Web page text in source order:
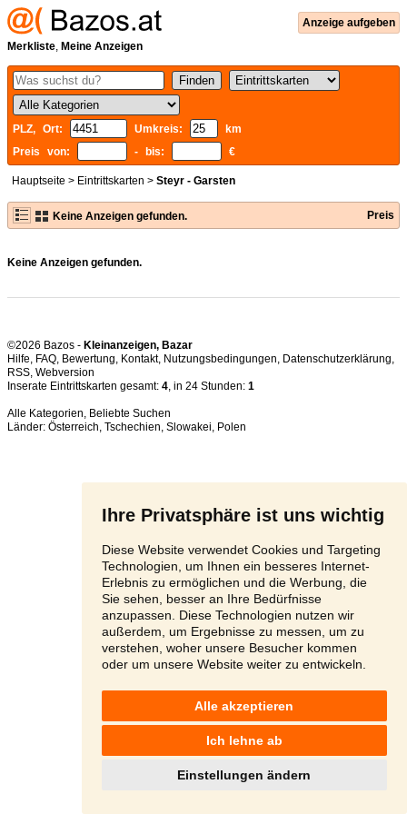
Ihre Privatsphäre ist uns wichtig
Diese Website verwendet Cookies und Targeting
Technologien, um Ihnen ein besseres Internet-
Erlebnis zu ermöglichen und die Werbung, die
Sie sehen, besser an Ihre Bedürfnisse
anzupassen. Diese Technologien nutzen wir
außerdem, um Ergebnisse zu messen, um zu
verstehen, woher unsere Besucher kommen
oder um unsere Website weiter zu entwickeln.
Alle akzeptieren
Ich lehne ab
Einstellungen ändern
Anzeige aufgeben
Merkliste, Meine Anzeigen
PLZ, Ort: Umkreis:
km
Preis von:
- bis: €
Hauptseite > Eintrittskarten > Steyr - Garsten
Keine Anzeigen gefunden. Preis
Keine Anzeigen gefunden.
©2026 Bazos - Kleinanzeigen, Bazar
Hilfe, FAQ, Bewertung, Kontakt, Nutzungsbedingungen, Datenschutzerklärung,
RSS,
Inserate Eintrittskarten gesamt: 4, in 24 Stunden: 1
Alle Kategorien, Beliebte Suchen
Länder: Österreich, Tschechien, Slowakei, Polen